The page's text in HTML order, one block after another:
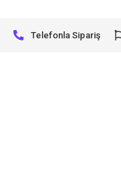
Telefonla Sipariş